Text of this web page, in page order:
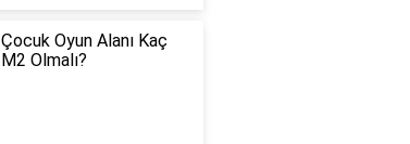
Çocuk Oyun Alanı Kaç
M2 Olmalı?